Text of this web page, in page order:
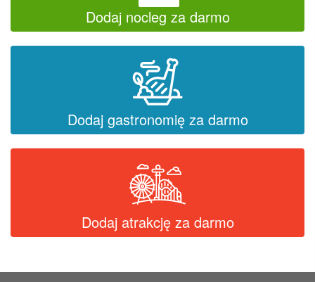
Dodaj nocleg za darmo
Dodaj gastronomię za darmo
Dodaj atrakcję za darmo